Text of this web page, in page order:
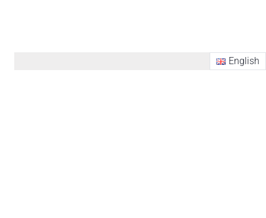
English